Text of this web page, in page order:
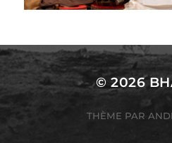
© 2026
THÈME PAR